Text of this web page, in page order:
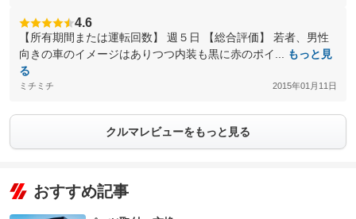
4.6
【所有期間または運転回数】 週５日 【総合評価】 若者、男性
向きの車のイメージはありつつ内装も黒に赤のポイ...
もっと見
る
ミチミチ 2015年01月11日
クルマレビューをもっと見る
おすすめ記事